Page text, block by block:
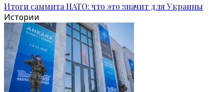
Итоги саммита НАТО: что это значит для Украины
Истории